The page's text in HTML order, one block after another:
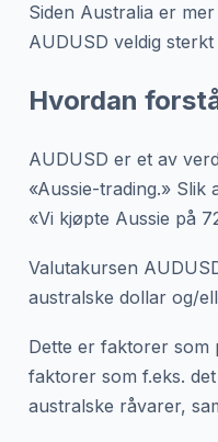
Siden Australia er
AUDUSD veldig
Hvordan
AUDUSD er et av
«Aussie-trading.»
«Vi kjøpte Aussie på
Valutakursen
australske dollar og/
Dette er faktorer som
faktorer som f.eks.
australske råvarer,